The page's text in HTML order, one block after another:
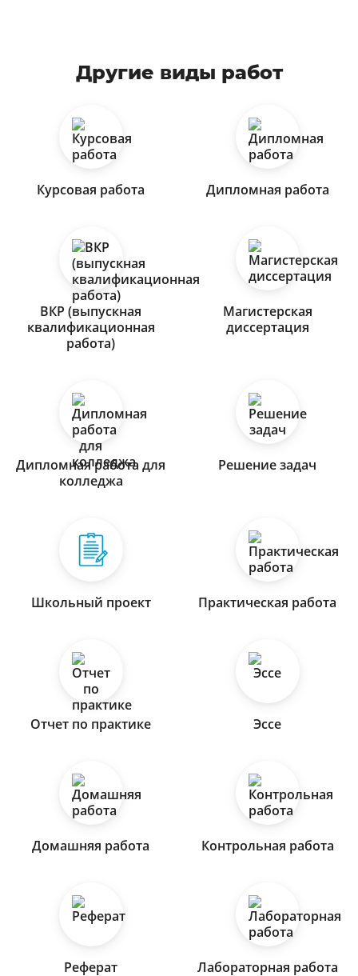
Другие виды работ
Курсовая работа Дипломная работа
ВКР (выпускная
квалификационная
работа)
Магистерская
диссертация
Дипломная работа для
колледжа
Решение задач
Школьный проект Практическая работа
Отчет по практике Эссе
Домашняя работа Контрольная работа
Реферат Лабораторная работа